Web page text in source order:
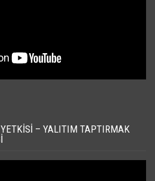
– YALITIM TAPTIRMAK